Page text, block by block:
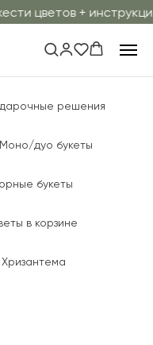
цветов + инструкция
решения
Моно/дуо букеты
букеты
в корзине
Хризантема